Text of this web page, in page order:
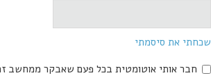
שכחתי את סיסמתי
חבר אותי אוטומטית בכל פעם שאבקר ממחשב